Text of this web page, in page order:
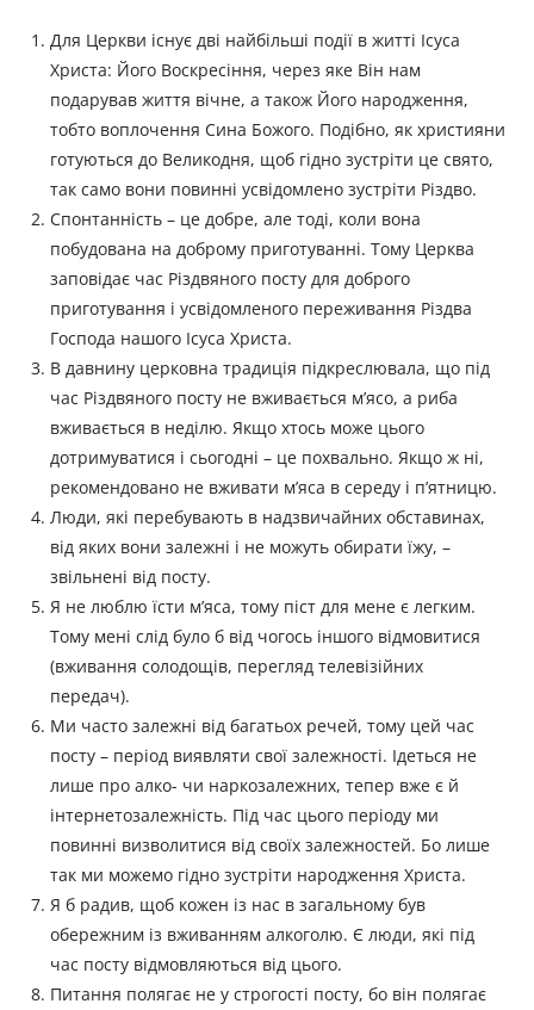
Для Церкви існує дві найбільші події в житті Ісуса
Христа: Його Воскресіння, через яке Він нам
подарував життя вічне, а також Його народження,
тобто воплочення Сина Божого. Подібно, як християни
готуються до Великодня, щоб гідно зустріти це свято,
так само вони повинні усвідомлено зустріти Різдво.
Спонтанність – це добре, але тоді, коли вона
побудована на доброму приготуванні. Тому Церква
заповідає час Різдвяного посту для доброго
приготування і усвідомленого переживання Різдва
Господа нашого Ісуса Христа.
В давнину церковна традиція підкреслювала, що під
час Різдвяного посту не вживається м’ясо, а риба
вживається в неділю. Якщо хтось може цього
дотримуватися і сьогодні – це похвально. Якщо ж ні,
рекомендовано не вживати м’яса в середу і п’ятницю.
Люди, які перебувають в надзвичайних обставинах,
від яких вони залежні і не можуть обирати їжу, –
звільнені від посту.
Я не люблю їсти м’яса, тому піст для мене є легким.
Тому мені слід було б від чогось іншого відмовитися
(вживання солодощів, перегляд телевізійних
передач).
Ми часто залежні від багатьох речей, тому цей час
посту – період виявляти свої залежності. Ідеться не
лише про алко- чи наркозалежних, тепер вже є й
інтернетозалежність. Під час цього періоду ми
повинні визволитися від своїх залежностей. Бо лише
так ми можемо гідно зустріти народження Христа.
Я б радив, щоб кожен із нас в загальному був
обережним із вживанням алкоголю. Є люди, які під
час посту відмовляються від цього.
Питання полягає не у строгості посту, бо він полягає